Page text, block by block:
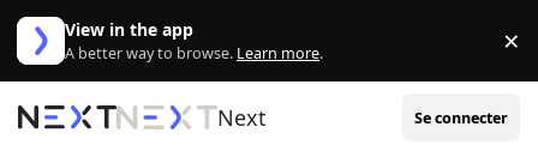
Aller au contenu
View in the app
A better way to browse. Learn more. ×
Next Se connecter